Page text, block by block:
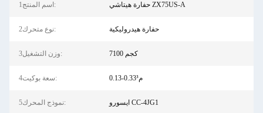
1اسم المنتج: حفارة هيتاشي ZX75US-A
2نوع متحرك: حفارة هيدروليكية
3وزن التشغيل: 7100 كجم
4سعة بوكيت: 0.13-0.33م³
5نموذج المحرك: ايسورو CC-4JG1